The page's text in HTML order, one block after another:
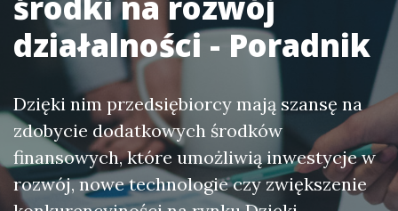
działalności - Poradnik
Dzięki nim przedsiębiorcy mają szansę na
zdobycie dodatkowych środków
finansowych, które umożliwią inwestycje w
rozwój, nowe technologie czy zwiększenie